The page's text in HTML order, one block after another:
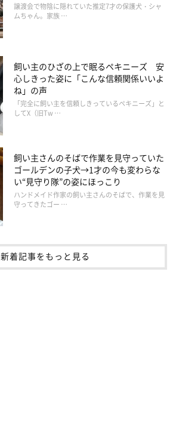
譲渡会で物陰に隠れていた推定7才の保護犬・シャ
ムちゃん。家族 …
飼い主のひざの上で眠るペキニーズ 安
心しきった姿に「こんな信頼関係いいよ
ね」の声
「完全に飼い主を信頼しきっているペキニーズ」と
してX（旧Tw …
飼い主さんのそばで作業を見守っていた
ゴールデンの子犬→1才の今も変わらな
い“見守り隊”の姿にほっこり
ハンドメイド作家の飼い主さんのそばで、作業を見
守ってきたゴー …
新着記事をもっと見る